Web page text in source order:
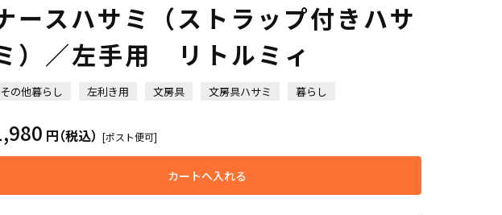
ースハサミ（ストラップ付きハサ
）／左手用 リトルミィ
その他暮らし 左利き用 文房具 文房具ハサミ 暮らし
円（税込）[ポスト便可]
カートへ入れる